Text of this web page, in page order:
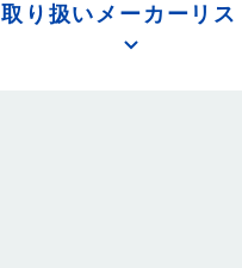
取り扱いメーカーリス